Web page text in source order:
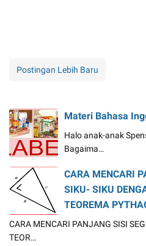
Postingan Lebih Baru
Materi Bahasa
Halo anak-anak
Bagaima…
CARA MENCARI
SIKU- SIKU
TEOREMA
CARA MENCARI PANJANG SISI
TEOR…